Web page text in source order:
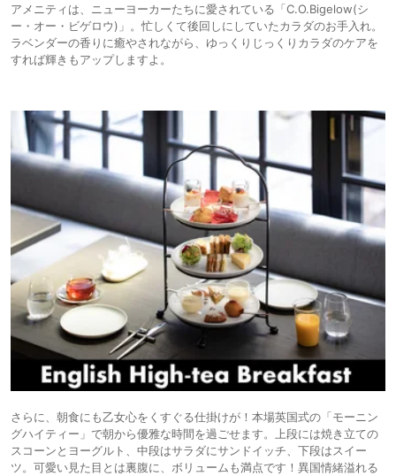
アメニティは、ニューヨーカーたちに愛されている「C.O.Bigelow(シ
ー・オー・ビゲロウ)」。忙しくて後回しにしていたカラダのお手入れ。
ラベンダーの香りに癒やされながら、ゆっくりじっくりカラダのケアを
すれば輝きもアップしますよ。
さらに、朝食にも乙女心をくすぐる仕掛けが！本場英国式の「モーニン
グハイティー」で朝から優雅な時間を過ごせます。上段には焼き立ての
スコーンとヨーグルト、中段はサラダにサンドイッチ、下段はスイー
ツ。可愛い見た目とは裏腹に、ボリュームも満点です！異国情緒溢れる